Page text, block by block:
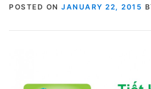
POSTED ON JANUARY 22, 2015